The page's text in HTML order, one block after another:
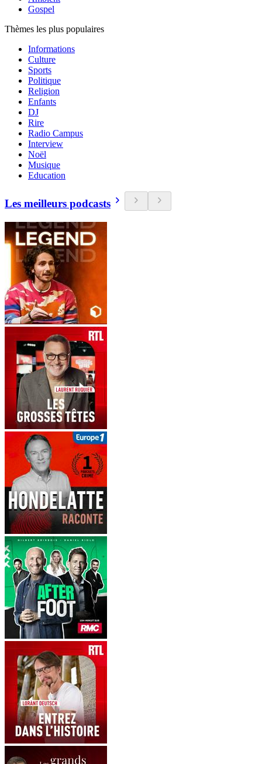
Gospel
Thèmes les plus populaires
Informations
Culture
Sports
Politique
Religion
Enfants
DJ
Rire
Radio Campus
Interview
Noël
Musique
Education
Les meilleurs podcasts